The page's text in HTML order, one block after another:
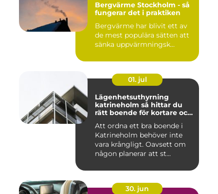
Bergvärme Stockholm - så
fungerar det i praktiken
Bergvärme har blivit ett av
de mest populära sätten att
sänka uppvärmningsk...
01. jul
Lägenhetsuthyrning
katrineholm så hittar du
rätt boende för kortare och
Att ordna ett bra boende i
Katrineholm behöver inte
vara krångligt. Oavsett om
någon planerar att st...
30. jun